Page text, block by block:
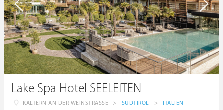
Lake Spa Hotel SEELEITEN
KALTERN AN DER WEINSTRASSE > SÜDTIROL > ITALIEN